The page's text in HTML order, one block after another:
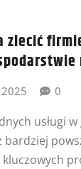
zlecić
0
usługi